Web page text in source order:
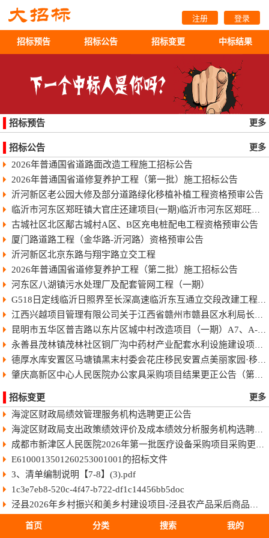
注册 登录
招标预告 招标公告 招标变更 中标结果
招标预告 更多
招标公告 更多
2026年普通国省道路面改造工程施工招标公告
2026年普通国省道修复养护工程（第一批）施工招标公告
沂河新区老公园大修及部分道路绿化移植补植工程资格预审公告
临沂市河东区郑旺镇大官庄还建项目(一期)临沂市河东区郑旺镇大官庄还建项目（一期）
古城社区北区鄅古城村A区、B区充电桩配电工程资格预审公告
厦门路道路工程（金华路-沂河路）资格预审公告
沂河新区北京东路与翔宇路立交工程
2026年普通国省道修复养护工程（第二批）施工招标公告
河东区八湖镇污水处理厂及配套管网工程（一期）
G518日定线临沂日照界至长深高速临沂东互通立交段改建工程快速化智慧公路施工招标公告
江西兴越项目管理有限公司关于江西省赣州市赣县区水利局长臂型中型蓝藻打捞干化一体船采购（项目编号：JXXY2026-GX-J002）的电子化竞争性谈判公告
昆明市五华区普吉路以东片区城中村改造项目（一期）A7、A-4-2地块安置房项目供配电设计施工一体化工程招标公告
永善县茂林镇茂林社区铜厂沟中药材产业配套水利设施建设项目招标公告
德厚水库安置区马塘镇黑末村委会花庄移民安置点美丽家园·移民新村建设项目招标公告
肇庆高新区中心人民医院办公家具采购项目结果更正公告（第一次）
招标变更 更多
海淀区财政局绩效管理服务机构选聘更正公告
海淀区财政局支出政策绩效评价及成本绩效分析服务机构选聘更正公告
成都市新津区人民医院2026年第一批医疗设备采购项目采购更正公告（第一次）
E6100013501260253001001的招标文件
3、清单编制说明【7-8】(3).pdf
1c3e7eb8-520c-4f47-b722-df1c14456bb5doc
泾县2026年乡村振兴和美乡村建设项目-泾县农产品采后商品化处理设施建设项目（EPC）
宝丰县交通运输局宝丰县焦唐高速前营站连接线S241至G207段公路改建工程（一期）项目第一标段(包)
首页 分类 搜索 我的